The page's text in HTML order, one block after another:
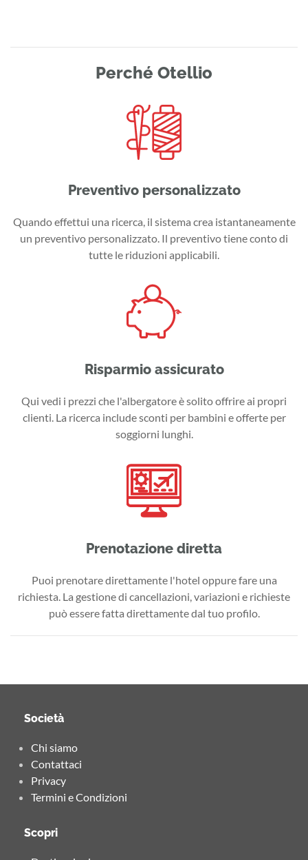
Perché Otellio
Preventivo personalizzato
Quando effettui una ricerca, il sistema crea istantaneamente
un preventivo personalizzato. Il preventivo tiene conto di
tutte le riduzioni applicabili.
Risparmio assicurato
Qui vedi i prezzi che l'albergatore è solito offrire ai propri
clienti. La ricerca include sconti per bambini e offerte per
soggiorni lunghi.
Prenotazione diretta
Puoi prenotare direttamente l'hotel oppure fare una
richiesta. La gestione di cancellazioni, variazioni e richieste
può essere fatta direttamente dal tuo profilo.
Società
Chi siamo
Contattaci
Privacy
Termini e Condizioni
Scopri